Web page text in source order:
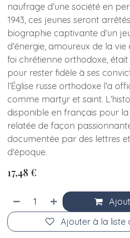
naufrage d’une société en
1943, ces jeunes seront
biographie captivante d’un
d’énergie, amoureux de la
foi chrétienne orthodoxe,
pour rester fidèle à ses
l’Église russe orthodoxe l’a
comme martyr et saint.
disponible en français pour
relatée de façon
documentée par des lettres
d'époque.
17,48 €
Ajouter à la liste